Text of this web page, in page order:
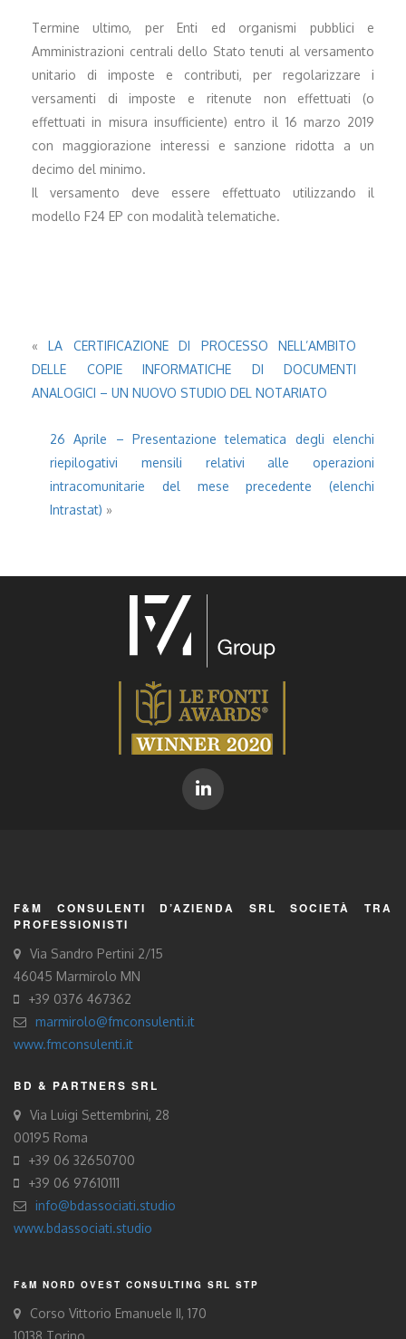
Termine ultimo, per Enti ed organismi pubblici e
Amministrazioni centrali dello Stato tenuti al versamento
unitario di imposte e contributi, per regolarizzare i
versamenti di imposte e ritenute non effettuati (o
effettuati in misura insufficiente) entro il 16 marzo 2019
con maggiorazione interessi e sanzione ridotta a un
decimo del minimo.
Il versamento deve essere effettuato utilizzando il
modello F24 EP con modalità telematiche.
«LA CERTIFICAZIONE DI PROCESSO NELL’AMBITO
DELLE COPIE INFORMATICHE DI DOCUMENTI
ANALOGICI – UN NUOVO STUDIO DEL NOTARIATO
26 Aprile – Presentazione telematica degli elenchi
riepilogativi mensili relativi alle operazioni
intracomunitarie del mese precedente (elenchi
Intrastat) »
F&M CONSULENTI D’AZIENDA SRL SOCIETÀ TRA
PROFESSIONISTI
Via Sandro Pertini 2/15
46045 Marmirolo MN
+39 0376 467362
marmirolo@fmconsulenti.it
www.fmconsulenti.it
BD & PARTNERS SRL
Via Luigi Settembrini, 28
00195 Roma
+39 06 32650700
+39 06 97610111
info@bdassociati.studio
www.bdassociati.studio
F&M NORD OVEST CONSULTING SRL STP
Corso Vittorio Emanuele II, 170
10138 Torino